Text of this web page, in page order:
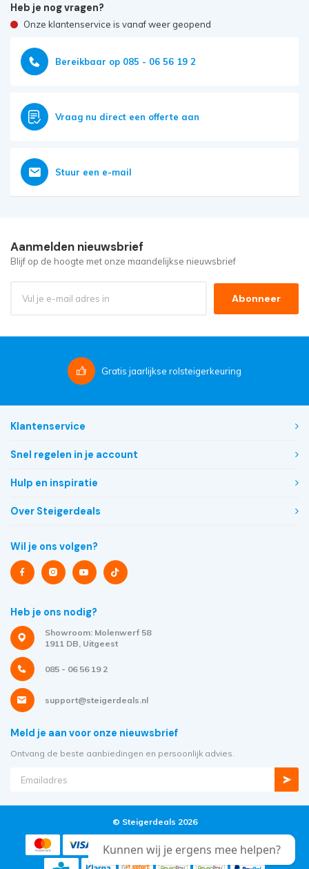
Heb je nog vragen?
Onze klantenservice is vanaf weer geopend
Bereikbaar op 085 - 06 56 19 2
Vraag nu direct een offerte aan
Stuur een e-mail
Aanmelden nieuwsbrief
Blijf op de hoogte met onze maandelijkse nieuwsbrief
Abonneer
Gratis jaarlijkse rolsteigerkeuring
Klantenservice
Snel regelen in je account
Hulp en inspiratie
Over Steigerdeals
Wil je ons volgen?
Heb je ons nodig?
Showroom: Molenwerf 58
1911 DB, Uitgeest
085 - 06 56 19 2
support@steigerdeals.nl
Meld je aan voor onze nieuwsbrief
Ontvang de beste aanbiedingen en persoonlijk advies.
© Steigerdeals 2026
Kunnen wij je ergens mee helpen?